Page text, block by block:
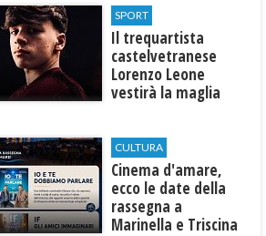
SPORT
Il trequartista
castelvetranese
Lorenzo Leone
vestirà la maglia
CULTURA
Cinema d'amare,
ecco le date della
rassegna a
Marinella e Triscina